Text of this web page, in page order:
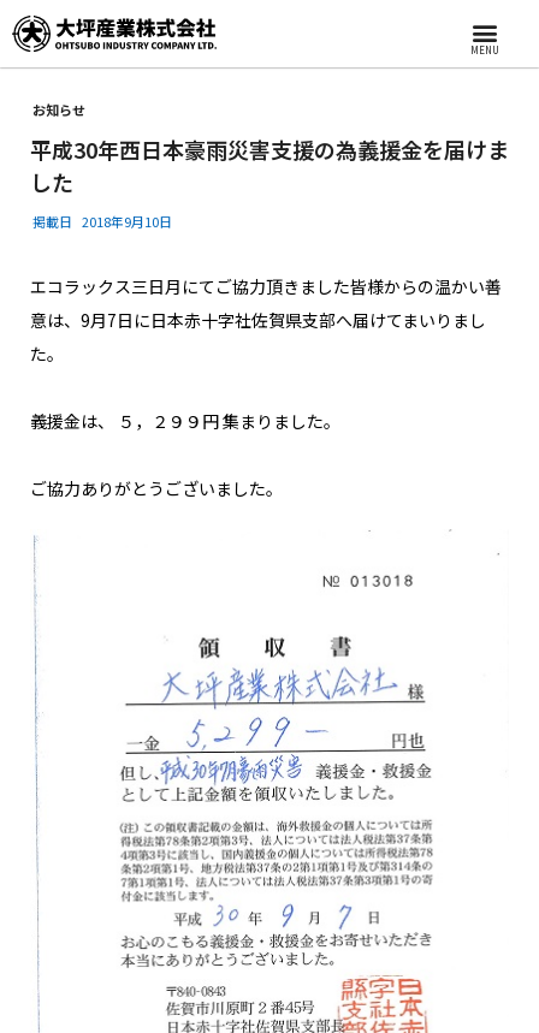
MENU
お知らせ
平成30年西日本豪雨災害支援の為義援金を届けま
した
掲載日 2018年9月10日
エコラックス三日月にてご協力頂きました皆様からの温かい善
意は、9月7日に日本赤十字社佐賀県支部へ届けてまいりまし
た。
義援金は、 ５，２９９円 集まりました。
ご協力ありがとうございました。